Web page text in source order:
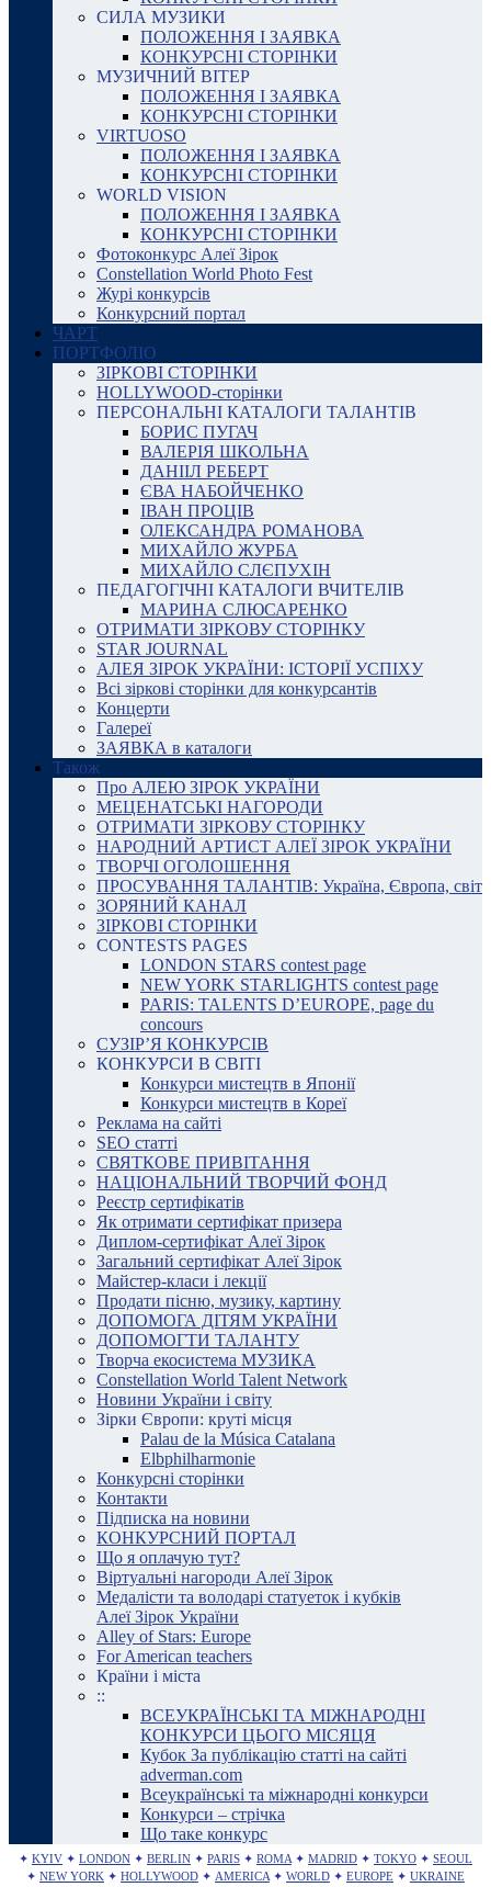
СИЛА МУЗИКИ
ПОЛОЖЕННЯ І ЗАЯВКА
КОНКУРСНІ СТОРІНКИ
МУЗИЧНИЙ ВІТЕР
ПОЛОЖЕННЯ І ЗАЯВКА
КОНКУРСНІ СТОРІНКИ
VIRTUOSO
ПОЛОЖЕННЯ І ЗАЯВКА
КОНКУРСНІ СТОРІНКИ
WORLD VISION
ПОЛОЖЕННЯ І ЗАЯВКА
КОНКУРСНІ СТОРІНКИ
Фотоконкурс Алеї Зірок
Constellation World Photo Fest
Журі конкурсів
Конкурсний портал
ЧАРТ
ПОРТФОЛІО
ЗІРКОВІ СТОРІНКИ
HOLLYWOOD-сторінки
ПЕРСОНАЛЬНІ КАТАЛОГИ ТАЛАНТІВ
БОРИС ПУГАЧ
ВАЛЕРІЯ ШКОЛЬНА
ДАНІІЛ РЕБЕРТ
ЄВА НАБОЙЧЕНКО
ІВАН ПРОЦІВ
ОЛЕКСАНДРА РОМАНОВА
МИХАЙЛО ЖУРБА
МИХАЙЛО СЛЄПУХІН
ПЕДАГОГІЧНІ КАТАЛОГИ ВЧИТЕЛІВ
МАРИНА СЛЮСАРЕНКО
ОТРИМАТИ ЗІРКОВУ СТОРІНКУ
STAR JOURNAL
АЛЕЯ ЗІРОК УКРАЇНИ: ІСТОРІЇ УСПІХУ
Всі зіркові сторінки для конкурсантів
Концерти
Галереї
ЗАЯВКА в каталоги
Також
Про АЛЕЮ ЗІРОК УКРАЇНИ
МЕЦЕНАТСЬКІ НАГОРОДИ
ОТРИМАТИ ЗІРКОВУ СТОРІНКУ
НАРОДНИЙ АРТИСТ АЛЕЇ ЗІРОК УКРАЇНИ
ТВОРЧІ ОГОЛОШЕННЯ
ПРОСУВАННЯ ТАЛАНТІВ: Україна, Європа, світ
ЗОРЯНИЙ КАНАЛ
ЗІРКОВІ СТОРІНКИ
CONTESTS PAGES
LONDON STARS contest page
NEW YORK STARLIGHTS contest page
PARIS: TALENTS D’EUROPE, page du
concours
СУЗІР’Я КОНКУРСІВ
КОНКУРСИ В СВІТІ
Конкурси мистецтв в Японії
Конкурси мистецтв в Кореї
Реклама на сайті
SEO статті
СВЯТКОВЕ ПРИВІТАННЯ
НАЦІОНАЛЬНИЙ ТВОРЧИЙ ФОНД
Реєстр сертифікатів
Як отримати сертифікат призера
Диплом-сертифікат Алеї Зірок
Загальний сертифікат Алеї Зірок
Майстер-класи і лекції
Продати пісню, музику, картину
ДОПОМОГА ДІТЯМ УКРАЇНИ
ДОПОМОГТИ ТАЛАНТУ
Творча екосистема МУЗИКА
Constellation World Talent Network
Новини України і світу
Зірки Європи: круті місця
Palau de la Música Catalana
Elbphilharmonie
Конкурсні сторінки
Контакти
Підписка на новини
КОНКУРСНИЙ ПОРТАЛ
Що я оплачую тут?
Віртуальні нагороди Алеї Зірок
Медалісти та володарі статуеток і кубків
Алеї Зірок України
Alley of Stars: Europe
For American teachers
Країни і міста
::
ВСЕУКРАЇНСЬКІ ТА МІЖНАРОДНІ
КОНКУРСИ ЦЬОГО МІСЯЦЯ
Кубок За публікацію статті на сайті
adverman.com
Всеукраїнські та міжнародні конкурси
Конкурси – стрічка
Що таке конкурс
✦ KYIV ✦ LONDON ✦ BERLIN ✦ PARIS ✦ ROMA ✦ MADRID ✦ TOKYO ✦ SEOUL
✦ NEW YORK ✦ HOLLYWOOD ✦ AMERICA ✦ WORLD ✦ EUROPE ✦ UKRAINE